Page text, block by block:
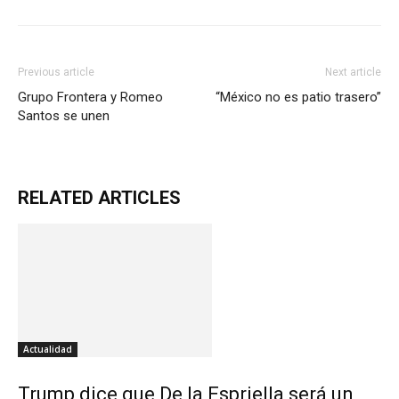
Previous article
Grupo Frontera y Romeo
Santos se unen
Next article
“México no es patio trasero”
RELATED ARTICLES
Actualidad
Trump dice que De la Espriella será un